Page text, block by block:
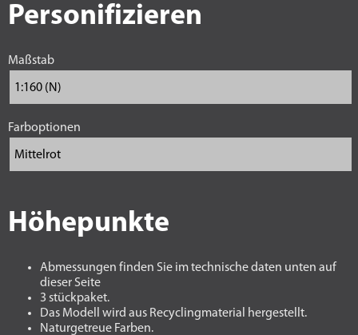
Personifizieren
Maßstab
Farboptionen
Höhepunkte
Abmessungen finden Sie im technische daten unten auf
dieser Seite
3 stückpaket.
Das Modell wird aus Recyclingmaterial hergestellt.
Naturgetreue Farben.